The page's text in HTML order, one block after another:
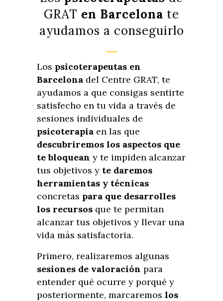
GRAT en Barcelona te
ayudamos a conseguirlo
Los psicoterapeutas en
Barcelona del Centre GRAT, te
ayudamos a que consigas sentirte
satisfecho en tu vida a través de
sesiones individuales de
psicoterapia en las que
descubriremos los aspectos que
te bloquean y te impiden alcanzar
tus objetivos y te daremos
herramientas y técnicas
concretas para que desarrolles
los recursos que te permitan
alcanzar tus objetivos y llevar una
vida más satisfactoria.
Primero, realizaremos algunas
sesiones de valoración para
entender qué ocurre y porqué y
posteriormente, marcaremos los